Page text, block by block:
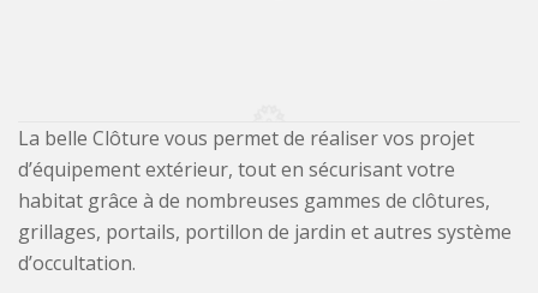
La belle Clôture vous permet de réaliser vos projet
d’équipement extérieur, tout en sécurisant votre
habitat grâce à de nombreuses gammes de clôtures,
grillages, portails, portillon de jardin et autres système
d’occultation.